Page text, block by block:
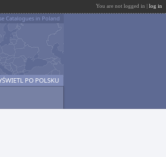
You are not logged in | log in
Catalogues in Poland
PO POLSKU